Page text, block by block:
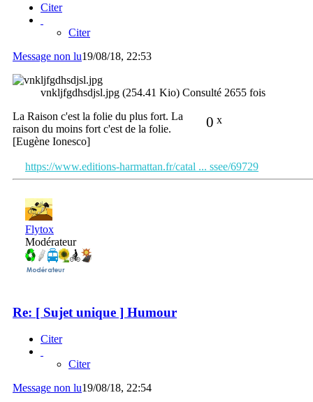
Citer
Citer
Message non lu19/08/18, 22:53
vnkljfgdhsdjsl.jpg (254.41 Kio) Consulté 2655 fois
0 x
La Raison c'est la folie du plus fort. La
raison du moins fort c'est de la folie.
[Eugène Ionesco]
https://www.editions-harmattan.fr/catal ... ssee/69729
Flytox
Modérateur
Re: [ Sujet unique ] Humour
Citer
Citer
Message non lu19/08/18, 22:54